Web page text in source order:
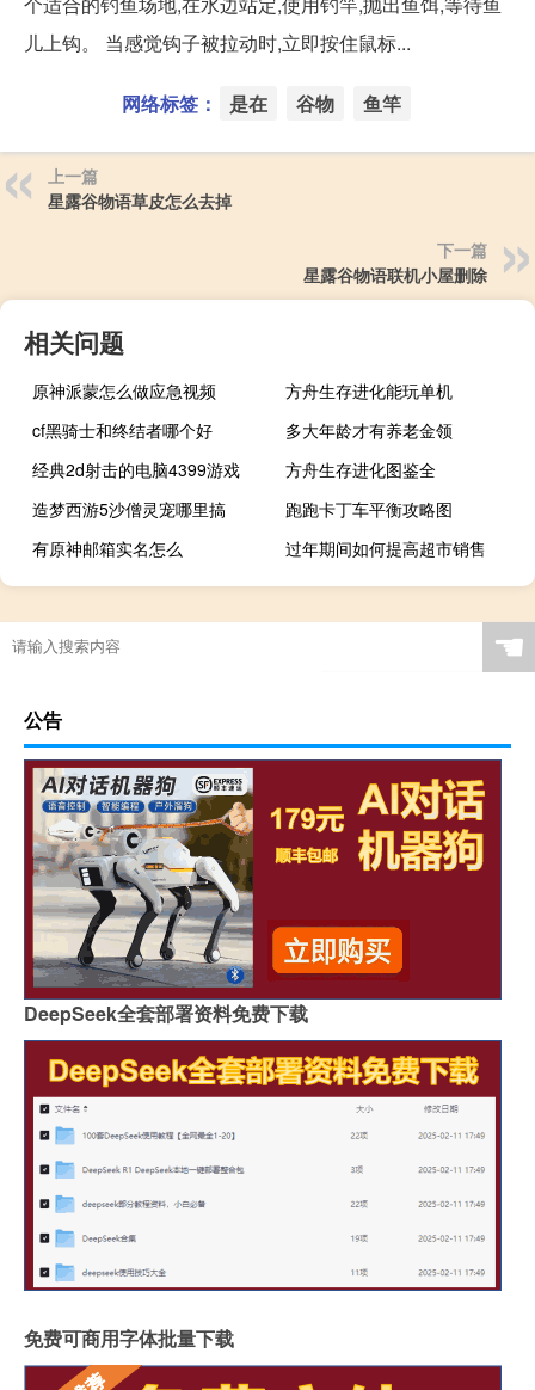
儿上钩。 当感觉钩子被拉动时,立即按住鼠标...
网络标签： 是在 谷物 鱼竿
上一篇
星露谷物语草皮怎么去掉
下一篇
星露谷物语联机小屋删除
相关问题
原神派蒙怎么做应急视频
方舟生存进化能玩单机
cf黑骑士和终结者哪个好
多大年龄才有养老金领
经典2d射击的电脑4399游戏
方舟生存进化图鉴全
造梦西游5沙僧灵宠哪里搞
跑跑卡丁车平衡攻略图
有原神邮箱实名怎么
过年期间如何提高超市销售
☚
公告
DeepSeek全套部署资料免费下载
免费可商用字体批量下载